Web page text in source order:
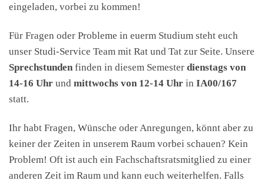
eingeladen, vorbei zu kommen!
Für Fragen oder Probleme in euerm Studium steht euch
unser Studi-Service Team mit Rat und Tat zur Seite. Unsere
Sprechstunden finden in diesem Semester dienstags von
14-16 Uhr und mittwochs von 12-14 Uhr in IA00/167
statt.
Ihr habt Fragen, Wünsche oder Anregungen, könnt aber zu
keiner der Zeiten in unserem Raum vorbei schauen? Kein
Problem! Oft ist auch ein Fachschaftsratsmitglied zu einer
anderen Zeit im Raum und kann euch weiterhelfen. Falls